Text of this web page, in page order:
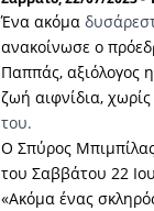
Ένα ακόμα
ανακοίνωσε ο
Παππάς, αξιόλογος
ζωή αιφνίδια,
του.
Ο Σπύρος
του Σαββάτου 22
«Ακόμα ένας